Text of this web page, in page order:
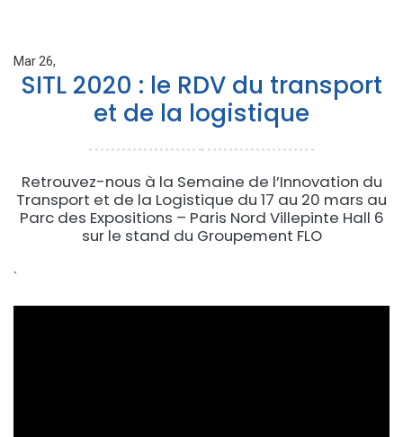
Mar 26,
SITL 2020 : le RDV du transport
et de la logistique
Retrouvez-nous à la Semaine de l’Innovation du
Transport et de la Logistique du 17 au 20 mars au
Parc des Expositions – Paris Nord Villepinte Hall 6
sur le stand du Groupement FLO
`